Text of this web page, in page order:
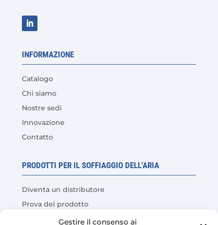
Gestire il consenso ai
INFORMAZIONE
Catalogo
Chi siamo
Nostre sedi
Innovazione
Contatto
PRODOTTI PER IL SOFFIAGGIO DELL'ARIA
Diventa un distributore
Prova del prodotto
Domande frequenti